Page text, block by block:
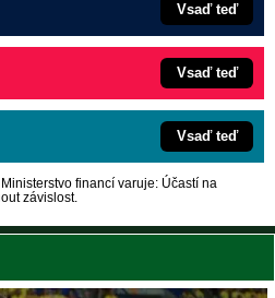
Vsaď teď
Vsaď teď
Vsaď teď
financí varuje: Účastí na
závislost.